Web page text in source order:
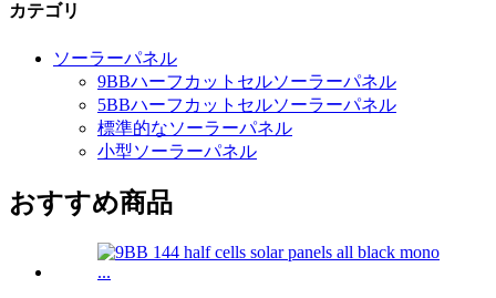
カテゴリ
ソーラーパネル
9BBハーフカットセルソーラーパネル
5BBハーフカットセルソーラーパネル
標準的なソーラーパネル
小型ソーラーパネル
おすすめ商品